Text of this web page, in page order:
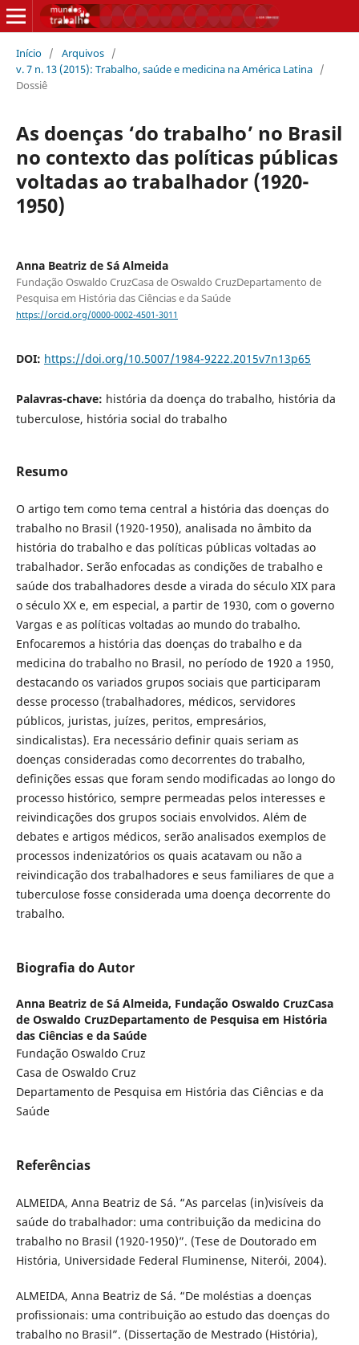
Início / Arquivos /
v. 7 n. 13 (2015): Trabalho, saúde e medicina na América Latina /
Dossiê
As doenças ‘do trabalho’ no Brasil
no contexto das políticas públicas
voltadas ao trabalhador (1920-
1950)
Anna Beatriz de Sá Almeida
Fundação Oswaldo CruzCasa de Oswaldo CruzDepartamento de
Pesquisa em História das Ciências e da Saúde
https://orcid.org/0000-0002-4501-3011
DOI: https://doi.org/10.5007/1984-9222.2015v7n13p65
Palavras-chave: história da doença do trabalho, história da
tuberculose, história social do trabalho
Resumo
O artigo tem como tema central a história das doenças do
trabalho no Brasil (1920-1950), analisada no âmbito da
história do trabalho e das políticas públicas voltadas ao
trabalhador. Serão enfocadas as condições de trabalho e
saúde dos trabalhadores desde a virada do século XIX para
o século XX e, em especial, a partir de 1930, com o governo
Vargas e as políticas voltadas ao mundo do trabalho.
Enfocaremos a história das doenças do trabalho e da
medicina do trabalho no Brasil, no período de 1920 a 1950,
destacando os variados grupos sociais que participaram
desse processo (trabalhadores, médicos, servidores
públicos, juristas, juízes, peritos, empresários,
sindicalistas). Era necessário definir quais seriam as
doenças consideradas como decorrentes do trabalho,
definições essas que foram sendo modificadas ao longo do
processo histórico, sempre permeadas pelos interesses e
reivindicações dos grupos sociais envolvidos. Além de
debates e artigos médicos, serão analisados exemplos de
processos indenizatórios os quais acatavam ou não a
reivindicação dos trabalhadores e seus familiares de que a
tuberculose fosse considerada uma doença decorrente do
trabalho.
Biografia do Autor
Anna Beatriz de Sá Almeida, Fundação Oswaldo CruzCasa
de Oswaldo CruzDepartamento de Pesquisa em História
das Ciências e da Saúde
Fundação Oswaldo Cruz
Casa de Oswaldo Cruz
Departamento de Pesquisa em História das Ciências e da
Saúde
Referências
ALMEIDA, Anna Beatriz de Sá. “As parcelas (in)visíveis da
saúde do trabalhador: uma contribuição da medicina do
trabalho no Brasil (1920-1950)”. (Tese de Doutorado em
História, Universidade Federal Fluminense, Niterói, 2004).
ALMEIDA, Anna Beatriz de Sá. “De moléstias a doenças
profissionais: uma contribuição ao estudo das doenças do
trabalho no Brasil”. (Dissertação de Mestrado (História),